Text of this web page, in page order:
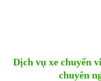
Dịch vụ xe chuyển
chuyên